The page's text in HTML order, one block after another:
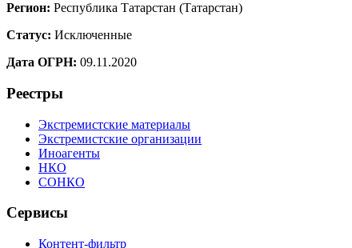
Регион: Республика Татарстан (Татарстан)
Статус: Исключенные
Дата ОГРН: 09.11.2020
Реестры
Экстремистские материалы
Экстремистские организации
Иноагенты
НКО
СОНКО
Сервисы
Контент-фильтр